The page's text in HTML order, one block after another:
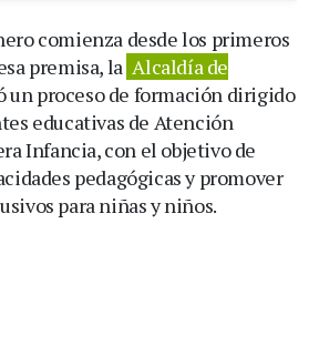
comienza desde los primeros
premisa, la Alcaldía de
un proceso de formación dirigido
educativas de Atención
Infancia, con el objetivo de
pedagógicas y promover
para niñas y niños.